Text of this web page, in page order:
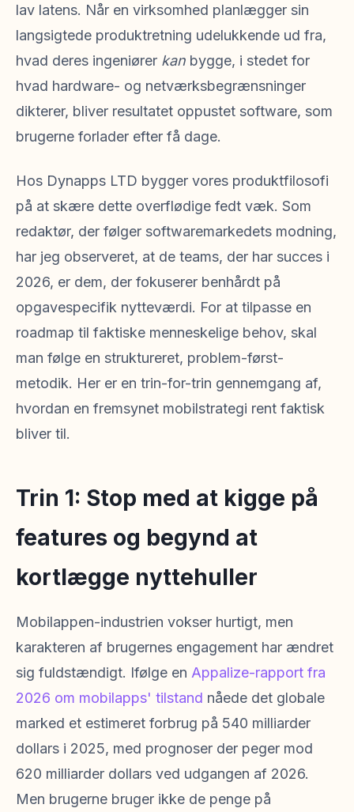
lav latens. Når en virksomhed planlægger sin
langsigtede produktretning udelukkende ud fra,
hvad deres ingeniører kan bygge, i stedet for
hvad hardware- og netværksbegrænsninger
dikterer, bliver resultatet oppustet software, som
brugerne forlader efter få dage.
Hos Dynapps LTD bygger vores produktfilosofi
på at skære dette overflødige fedt væk. Som
redaktør, der følger softwaremarkedets modning,
har jeg observeret, at de teams, der har succes i
2026, er dem, der fokuserer benhårdt på
opgavespecifik nytteværdi. For at tilpasse en
roadmap til faktiske menneskelige behov, skal
man følge en struktureret, problem-først-
metodik. Her er en trin-for-trin gennemgang af,
hvordan en fremsynet mobilstrategi rent faktisk
bliver til.
Trin 1: Stop med at kigge på
features og begynd at
kortlægge nyttehuller
Mobilappen-industrien vokser hurtigt, men
karakteren af brugernes engagement har ændret
sig fuldstændigt. Ifølge en Appalize-rapport fra
2026 om mobilapps' tilstand nåede det globale
marked et estimeret forbrug på 540 milliarder
dollars i 2025, med prognoser der peger mod
620 milliarder dollars ved udgangen af 2026.
Men brugerne bruger ikke de penge på